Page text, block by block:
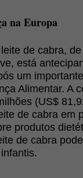
na Europa
de cabra,
está
um
Alimentar. A
(US$
de cabra em
produtos
de cabra